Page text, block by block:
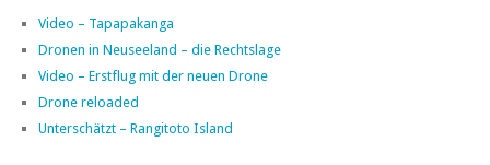
Video – Tapapakanga
Dronen in Neuseeland – die Rechtslage
Video – Erstflug mit der neuen Drone
Drone reloaded
Unterschätzt – Rangitoto Island